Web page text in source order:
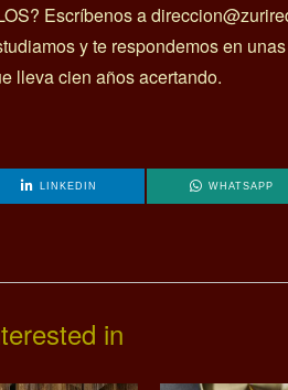
Escríbenos a
y te respondemos en
lleva cien años acertando.
LINKEDIN WHATSAPP
in